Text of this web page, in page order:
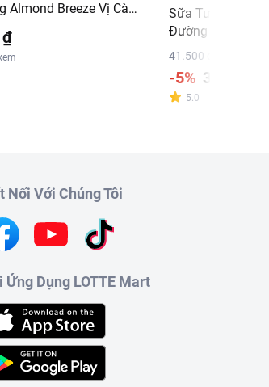
Almond Breeze Vị Cà
Sữa Tươi Tiệt
Đường Vinamilk
41.500 ₫
-5% 39.500 ₫
5.0
Nối Với Chúng Tôi
Ứng Dụng LOTTE Mart